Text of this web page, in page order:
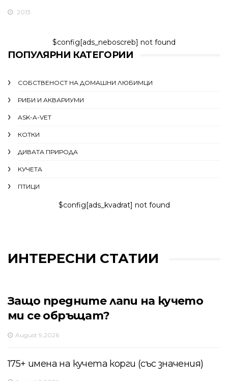
2013
$config[ads_neboscreb] not found
ПОПУЛЯРНИ КАТЕГОРИИ
СОБСТВЕНОСТ НА ДОМАШНИ ЛЮБИМЦИ
РИБИ И АКВАРИУМИ
ASK-A-VET
КОТКИ
ДИВАТА ПРИРОДА
КУЧЕТА
ПТИЦИ
$config[ads_kvadrat] not found
ИНТЕРЕСНИ СТАТИИ
Защо предните лапи на кучето
ми се обръщат?
August 9,2026
175+ имена на кучета корги (със значения)